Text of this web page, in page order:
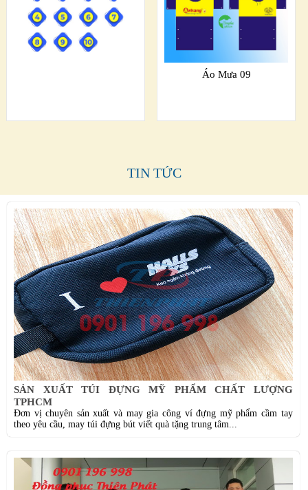
Áo Mưa 09
TIN TỨC
SẢN XUẤT TÚI ĐỰNG MỸ PHẨM CHẤT LƯỢNG
TPHCM
Đơn vị chuyên sản xuất và may gia công ví đựng mỹ phẩm cầm tay
theo yêu cầu, may túi đựng bút viết quà tặng trung tâm...